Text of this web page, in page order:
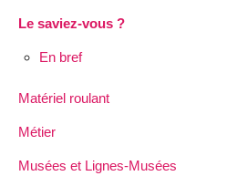
Le saviez-vous ?
En bref
Matériel roulant
Métier
Musées et Lignes-Musées